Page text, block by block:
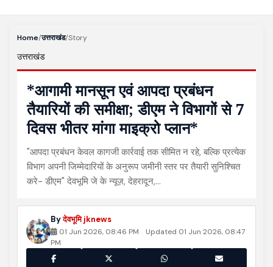
Home/उत्तराखंड/Story
उत्तराखंड
*आगामी मानसून एवं आपदा प्रबंधन
तैयारियों की समीक्षा; डीएम ने विभागों से 7
दिवस भीतर मांगा माइक्रो प्लान*
"आपदा प्रबंधन केवल कागजी कार्रवाई तक सीमित न रहे, बल्कि प्रत्येक
विभाग अपनी जिम्मेदारियों के अनुरूप जमीनी स्तर पर तैयारी सुनिश्चित
करे- डीएम" देवभूमि जे के न्यूज़, देहरादून,…
Byदेवभूमि jknews
01 Jun 2026, 08:46 PM
Updated 01 Jun 2026, 08:47
PM